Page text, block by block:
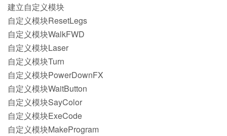
建立自定义模块
自定义模块ResetLegs
自定义模块WalkFWD
自定义模块Laser
自定义模块Turn
自定义模块PowerDownFX
自定义模块WaitButton
自定义模块SayColor
自定义模块ExeCode
自定义模块MakeProgram